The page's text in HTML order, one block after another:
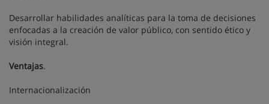
Desarrollar habilidades analíticas para la toma de decisiones
enfocadas a la creación de valor público, con sentido ético y
visión integral.
Ventajas.
Internacionalización